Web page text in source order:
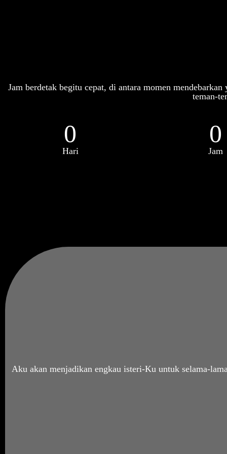
Jam berdetak begitu cepat, di antara momen
teman-
0
Hari
0
Jam
Aku akan menjadikan engkau isteri-Ku untuk selama-